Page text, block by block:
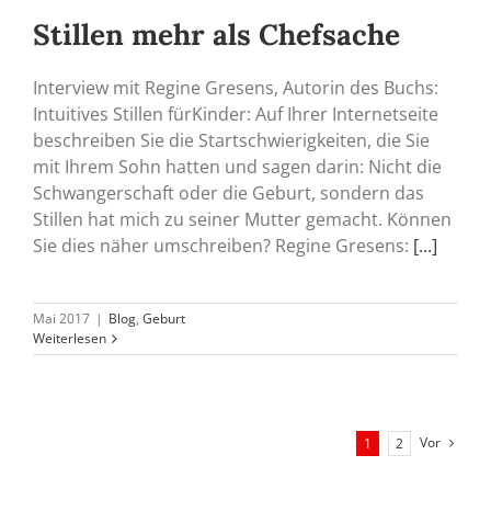
Stillen mehr als Chefsache
Interview mit Regine Gresens, Autorin des Buchs:
Intuitives Stillen fürKinder: Auf Ihrer Internetseite
beschreiben Sie die Startschwierigkeiten, die Sie
mit Ihrem Sohn hatten und sagen darin: Nicht die
Schwangerschaft oder die Geburt, sondern das
Stillen hat mich zu seiner Mutter gemacht. Können
Sie dies näher umschreiben? Regine Gresens: [...]
Mai 2017 | Blog, Geburt
Weiterlesen
1 2 Vor